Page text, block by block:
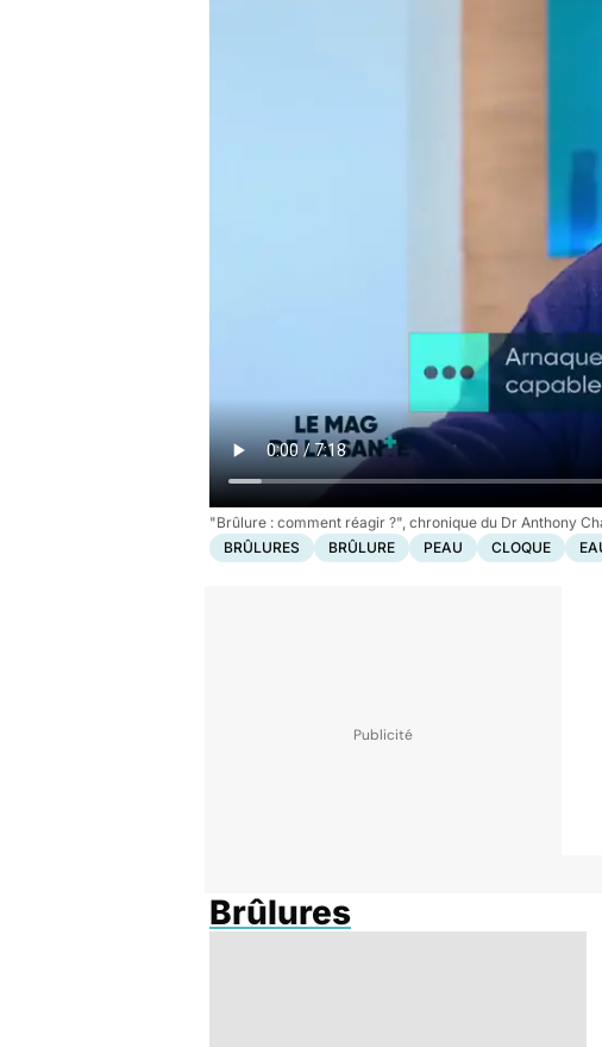
"Brûlure : comment réagir ?", chronique du Dr Anthony
BRÛLURES
BRÛLURE PEAU CLOQUE
Brûlures